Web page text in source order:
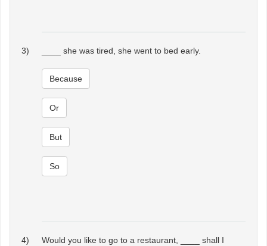
3) ____ she was tired, she went to bed early.
Because
Or
But
So
4)
Would you like to go to a restaurant, ____ shall I